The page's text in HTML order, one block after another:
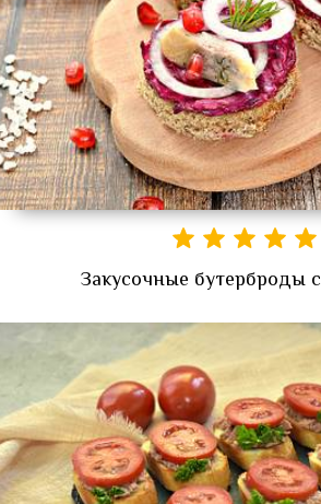
Закусочные бутерброды